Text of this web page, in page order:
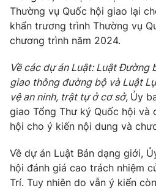
Thường vụ Quốc hội giao lại
khẩn trương trình Thường vụ
chương trình năm 2024.
Về các dự án Luật: Luật Đường
giao thông đường bộ và Luật
vệ an ninh, trật tự ở cơ sở, Ủy
giao Tổng Thư ký Quốc hội và
hội cho ý kiến nội dung và
Về dự án Luật Bản dạng giới,
hội đánh giá cao trách nhiệm
Trí. Tuy nhiên do vẫn ý kiến